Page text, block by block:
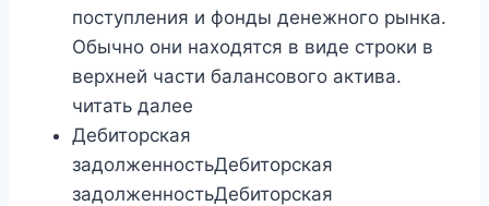
поступления и фонды денежного рынка.
Обычно они находятся в виде строки в
верхней части балансового актива.
читать далее
Дебиторская
задолженностьДебиторская
задолженностьДебиторская